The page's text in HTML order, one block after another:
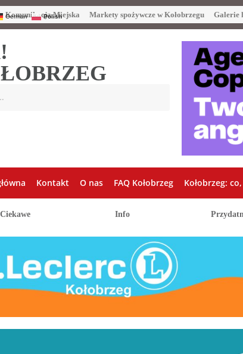
Komunikacja Miejska Markety spożywcze w Kołobrzegu Galerie
Kontakt O nas FAQ Kołobrzeg Kołobrzeg:
Ciekawe Info
German Polish